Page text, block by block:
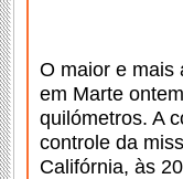
O maior e mais
em Marte
quilómetros. A
controle da
Califórnia, às